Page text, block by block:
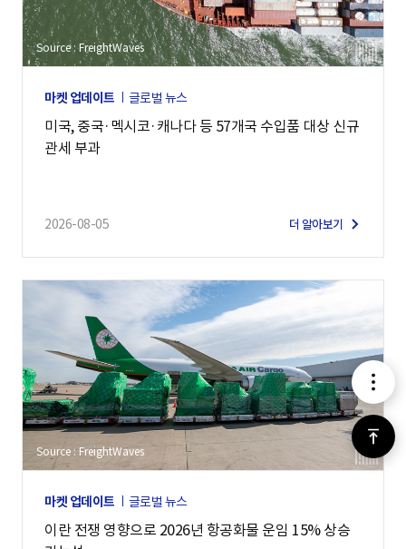
메
뉴
위
Source : FreightWaves
마켓 업데이트 글로벌 뉴스
미국, 중국·멕시코·캐나다 등 57개국 수입품 대상 신규
관세 부과
2026-08-05 더 알아보기
Source : FreightWaves
마켓 업데이트 글로벌 뉴스
이란 전쟁 영향으로 2026년 항공화물 운임 15% 상승